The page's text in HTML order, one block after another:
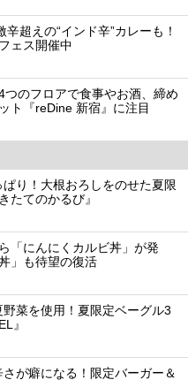
超えの“インド辛”カレーも！
ェス開催中
つのフロアで食事やお酒、締め
ト『reDine 新宿』に注目
り！大根おろしをのせた夏限
たてのかるび』
「にんにくカルビ丼」が発
」も待望の復活
菜を使用！夏限定ベーグル3
』
が癖になる！限定バーガー＆